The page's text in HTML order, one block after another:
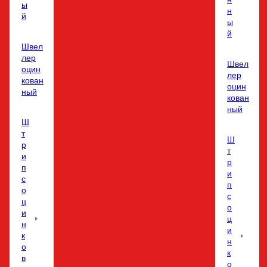
ы
й
Швел
лер
оцин
кован
ный
Ш
т
р
и
п
с
о
ц
и
н
к
о
в
н
ы
й
Швел
лер
оцин
кован
ный
Ш
т
р
и
п
с
о
ц
и
н
к
о